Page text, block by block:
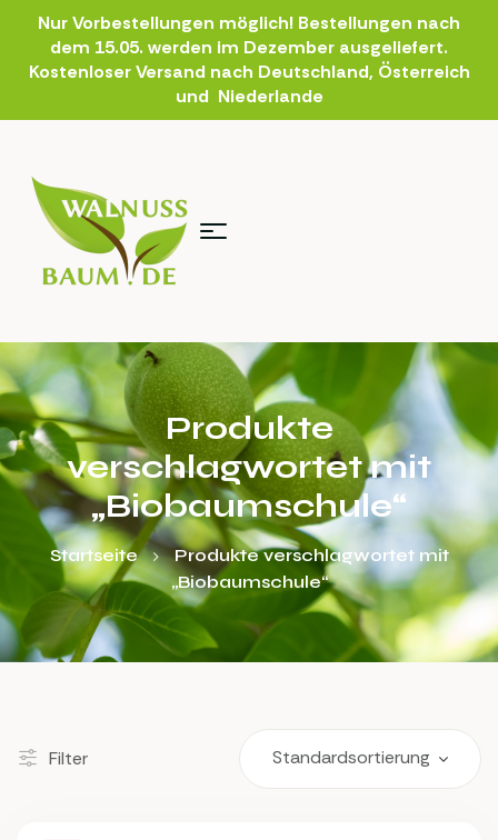
Nur Vorbestellungen möglich! Bestellungen nach
dem 15.05. werden im Dezember ausgeliefert.
Kostenloser Versand nach Deutschland, Österreich
und Niederlande
Produkte
verschlagwortet mit
„Biobaumschule“
Startseite
Produkte verschlagwortet mit
„Biobaumschule“
Filter